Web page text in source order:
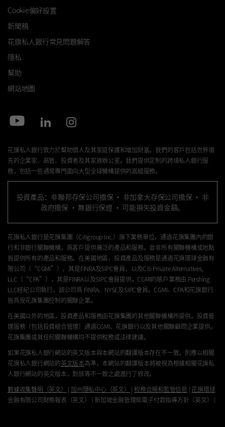
Cookie偏好設置
新聞稿
花旗私人銀行常見問題解答
隱私
幫助
網站地圖
花旗私人銀行致力於幫助個人及其家庭保護和增加財富。我們的客戶包括世界領
先的企業家、高管、投資者及其家族辦公室。我們提供定制的跨境私人銀行服
務，包括一些通常專門面向大型全球機構提供的高級服務。
投資產品：非聯邦存保公司擔保 · 非加拿大存保公司擔保 · 非
政府擔保 · 無銀行保證 · 可能損失投資金額。
花旗私人銀行是花旗集團（Citigroup Inc. ）旗下業務單位，通過花旗集團內的銀
行和非銀行關聯機構，爲客戶提供廣泛的產品和服務。並非所有關聯機構或地點
皆提供所有的產品和服務。在美國地區，投資產品及服務是通過花旗環球金融有
限公司（“CGMI” ），其是FINRA及SIPC會員，以及Citi Private Alternatives,
LLC（“CPA”） ，其是FINRA以及SIPC會員提供。CGMI的賬戶業務由 Pershing
LLC經紀公司執行，該公司爲 FINRA、NYSE及SIPC會員。CGMI、CPA和花旗銀行
皆爲受花旗集團控制的關聯企業。
在美國以外的地區，投資產品和服務由花旗集團的其他關聯機構所提供。投資管
理服務（包括投資組合管理）通過CGMI、 花旗銀行以及其他關聯顧問企業提供。
花旗集團或其任何關聯機構均不提供稅務或法律建議。
如果花旗私人銀行網站的英文版本與本網站的翻譯版本存在不一致，則應以相關
花旗私人銀行網站的英文版本為準，本網站的翻譯版本將被視為根據相關花旗私
人銀行網站的英文版本，對該等不一致之處進行了修改。
數據收集聲明（英文）
| 加州隱私中心（英文） |稅務合規和監管信息 | 花旗環球
金融有限公司財務報表（英文）
| 新加坡金融管理局電子付款指導方針（英文）
|